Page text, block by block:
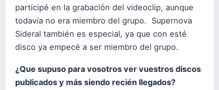
participé en la grabación del videoclip, aunque
todavía no era miembro del grupo. Supernova
Sideral también es especial, ya que con esté
disco ya empecé a ser miembro del grupo.
¿Que supuso para vosotros ver vuestros discos
publicados y más siendo recién llegados?